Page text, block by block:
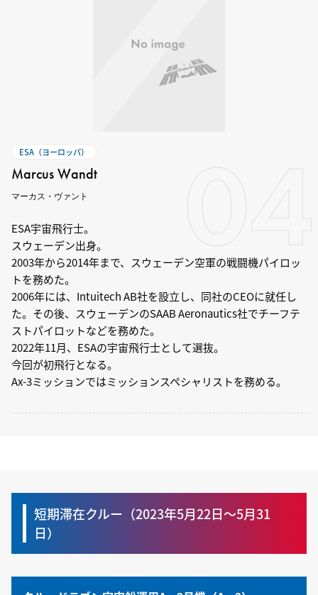
ESA（ヨーロッパ）
Marcus Wandt
マーカス・ヴァント
ESA宇宙飛行士。
スウェーデン出身。
2003年から2014年まで、スウェーデン空軍の戦闘機パイロッ
トを務めた。
2006年には、Intuitech AB社を設立し、同社のCEOに就任し
た。その後、スウェーデンのSAAB Aeronautics社でチーフテ
ストパイロットなどを務めた。
2022年11月、ESAの宇宙飛行士として選抜。
今回が初飛行となる。
Ax-3ミッションではミッションスペシャリストを務める。
04
短期滞在クルー（2023年5月22日〜5月31
日）